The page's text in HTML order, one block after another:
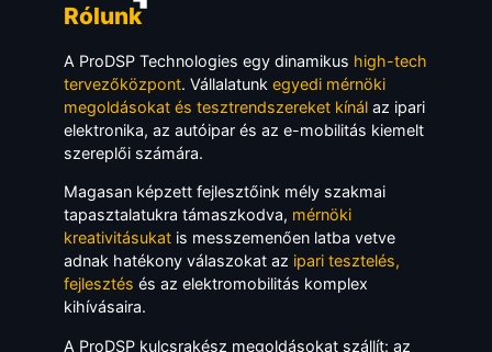
Rólunk
A ProDSP Technologies egy dinamikus high-tech
tervezőközpont. Vállalatunk egyedi mérnöki
megoldásokat és tesztrendszereket kínál az ipari
elektronika, az autóipar és az e-mobilitás kiemelt
szereplői számára.
Magasan képzett fejlesztőink mély szakmai
tapasztalatukra támaszkodva, mérnöki
kreativitásukat is messzemenően latba vetve
adnak hatékony válaszokat az ipari tesztelés,
fejlesztés és az elektromobilitás komplex
kihívásaira.
A ProDSP kulcsrakész megoldásokat szállít: az